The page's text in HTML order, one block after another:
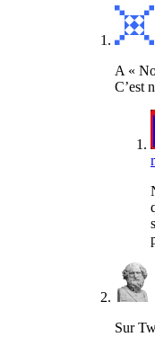
A «
C’est
Sur